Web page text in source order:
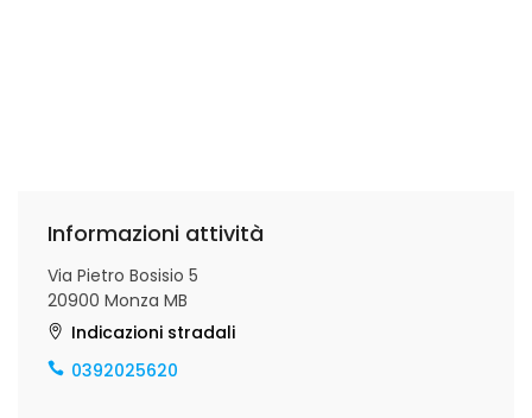
Informazioni attività
Via Pietro Bosisio 5
20900 Monza MB
Indicazioni stradali
0392025620